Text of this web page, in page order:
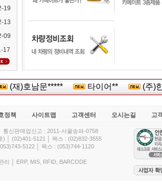
19
13
09
17
)호남문***** 타이어** (주)한
정책 사이트맵 고객센터 오시는길 고
신판매업신고 : 2011-서울송파-0758
) │ (02)401-5121 │ 팩스 : (02)832-3555
5122 │ 팩스 : (053)744-1120
리 │ ERP, MIS, RFID, BARCODE